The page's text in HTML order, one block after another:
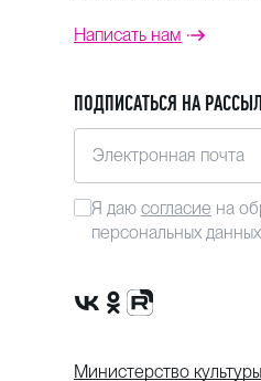
Написать нам
ПОДПИСАТЬСЯ НА
Электронная почта
Я даю согласие на
персональных данных
Министерство